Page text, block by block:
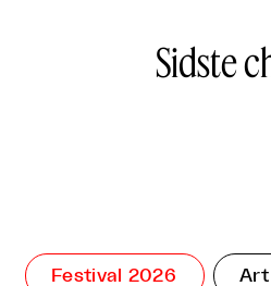
Sidste
Festival 2026 Art